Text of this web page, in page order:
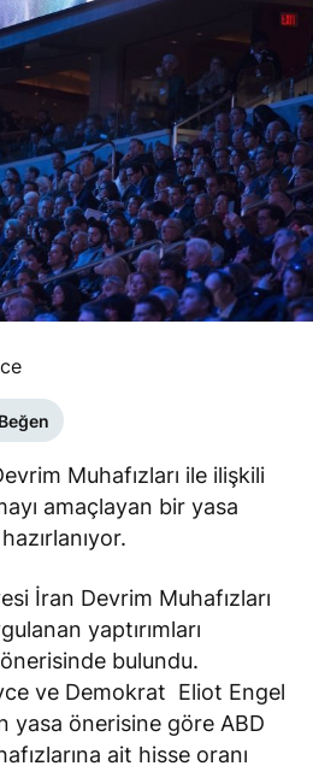
Beğen
Muhafızları ile ilişkili
amaçlayan bir yasa
İran Devrim Muhafızları
yaptırımları
bulundu.
ve Demokrat Eliot Engel
yasa önerisine göre ABD
ait hisse oranı